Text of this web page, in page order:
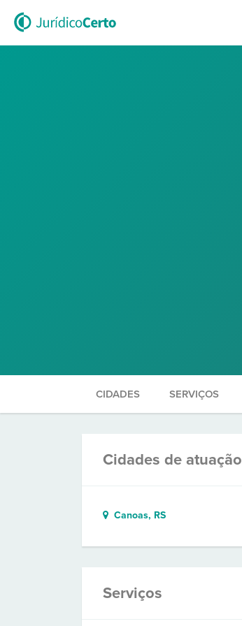
CIDADES SERVIÇOS
Cidades de atuação
Canoas, RS
Serviços